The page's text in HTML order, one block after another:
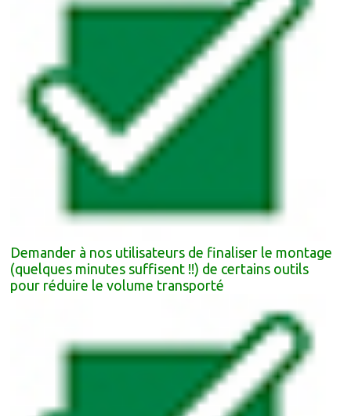
Demander à nos utilisateurs de finaliser le montage
(quelques minutes suffisent !!) de certains outils
pour réduire le volume transporté